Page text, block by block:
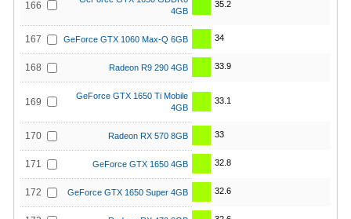
166
4GB
35.2
167 GeForce GTX 1060 Max-Q 6GB 34
168 Radeon R9 290 4GB 33.9
169
GeForce GTX 1650 Ti Mobile
4GB
33.1
170 Radeon RX 570 8GB 33
171 GeForce GTX 1650 4GB 32.8
172 GeForce GTX 1650 Super 4GB 32.6